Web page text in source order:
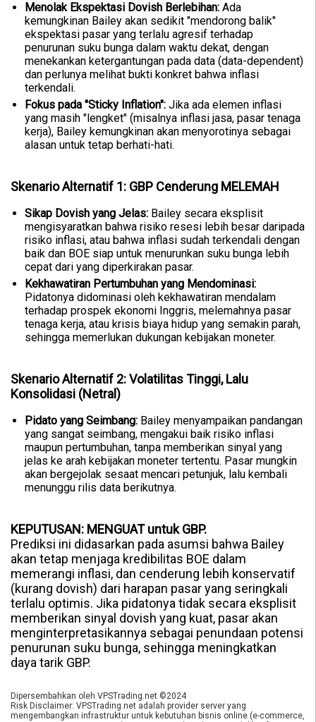
Menolak Ekspektasi Dovish Berlebihan: Ada
kemungkinan Bailey akan sedikit "mendorong balik"
ekspektasi pasar yang terlalu agresif terhadap
penurunan suku bunga dalam waktu dekat, dengan
menekankan ketergantungan pada data (data-dependent)
dan perlunya melihat bukti konkret bahwa inflasi
terkendali.
Fokus pada "Sticky Inflation": Jika ada elemen inflasi
yang masih "lengket" (misalnya inflasi jasa, pasar tenaga
kerja), Bailey kemungkinan akan menyorotinya sebagai
alasan untuk tetap berhati-hati.
Skenario Alternatif 1: GBP Cenderung MELEMAH
Sikap Dovish yang Jelas: Bailey secara eksplisit
mengisyaratkan bahwa risiko resesi lebih besar daripada
risiko inflasi, atau bahwa inflasi sudah terkendali dengan
baik dan BOE siap untuk menurunkan suku bunga lebih
cepat dari yang diperkirakan pasar.
Kekhawatiran Pertumbuhan yang Mendominasi:
Pidatonya didominasi oleh kekhawatiran mendalam
terhadap prospek ekonomi Inggris, melemahnya pasar
tenaga kerja, atau krisis biaya hidup yang semakin parah,
sehingga memerlukan dukungan kebijakan moneter.
Skenario Alternatif 2: Volatilitas Tinggi, Lalu
Konsolidasi (Netral)
Pidato yang Seimbang: Bailey menyampaikan pandangan
yang sangat seimbang, mengakui baik risiko inflasi
maupun pertumbuhan, tanpa memberikan sinyal yang
jelas ke arah kebijakan moneter tertentu. Pasar mungkin
akan bergejolak sesaat mencari petunjuk, lalu kembali
menunggu rilis data berikutnya.
KEPUTUSAN: MENGUAT untuk GBP.
Prediksi ini didasarkan pada asumsi bahwa Bailey
akan tetap menjaga kredibilitas BOE dalam
memerangi inflasi, dan cenderung lebih konservatif
(kurang dovish) dari harapan pasar yang seringkali
terlalu optimis. Jika pidatonya tidak secara eksplisit
memberikan sinyal dovish yang kuat, pasar akan
menginterpretasikannya sebagai penundaan potensi
penurunan suku bunga, sehingga meningkatkan
daya tarik GBP.
Dipersembahkan oleh VPSTrading.net ©2024
Risk Disclaimer: VPSTrading.net adalah provider server yang
mengembangkan infrastruktur untuk kebutuhan bisnis online (e-commerce,